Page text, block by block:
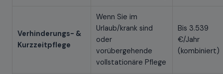
Verhinderungs- &
Kurzzeitpflege
Wenn Sie im
Urlaub/krank sind
oder
vorübergehende
vollstationäre Pflege
Bis 3.539
€/Jahr
(kombiniert)